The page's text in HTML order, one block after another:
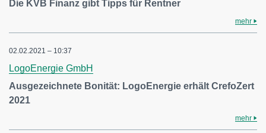
Die KVB Finanz gibt Tipps für Rentner
mehr
02.02.2021 – 10:37
LogoEnergie GmbH
Ausgezeichnete Bonität: LogoEnergie erhält CrefoZert
2021
mehr